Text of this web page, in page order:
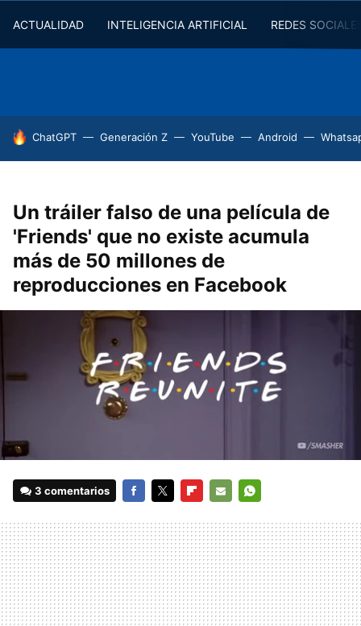
ACTUALIDAD INTELIGENCIA ARTIFICIAL REDES
HOY SE HABLA DE
ChatGPT Generación Z YouTube Android
Un tráiler falso de una película de
'Friends' que no existe acumula
más de 50 millones de
reproducciones en Facebook
3 comentarios
MAIL